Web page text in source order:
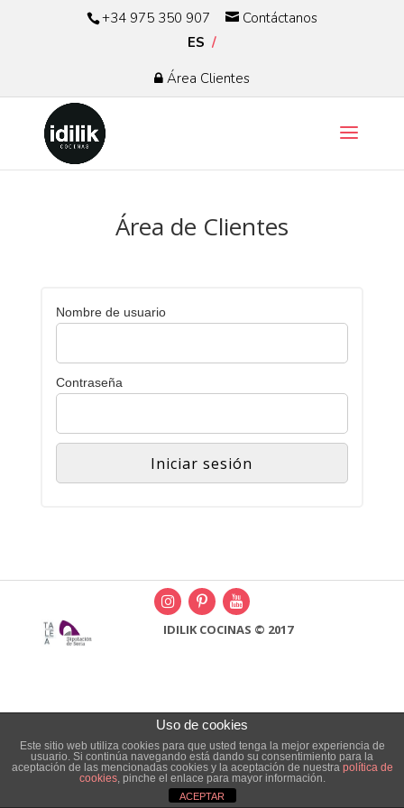
+34 975 350 907
Contáctanos
ES
Área Clientes
Área de Clientes
Nombre de usuario
Contraseña
IDILIK COCINAS © 2017
Uso de cookies
Este sitio web utiliza cookies para que usted tenga la mejor experiencia de
usuario. Si continúa navegando está dando su consentimiento para la
aceptación de las mencionadas cookies y la aceptación de nuestra política de
cookies, pinche el enlace para mayor información.
ACEPTAR